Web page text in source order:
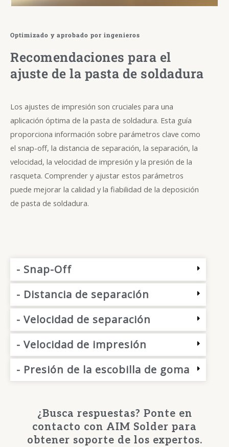
Optimizado y aprobado por ingenieros
Recomendaciones para el
ajuste de la pasta de soldadura
Los ajustes de impresión son cruciales para una
aplicación óptima de la pasta de soldadura. Esta guía
proporciona información sobre parámetros clave como
el snap-off, la distancia de separación, la separación, la
velocidad, la velocidad de impresión y la presión de la
rasqueta. Comprender y ajustar estos parámetros
puede mejorar la calidad y la fiabilidad de la deposición
de pasta de soldadura.
- Snap-Off
- Distancia de separación
- Velocidad de separación
- Velocidad de impresión
- Presión de la escobilla de goma
¿Busca respuestas? Ponte en
contacto con AIM Solder para
obtener soporte de los expertos.